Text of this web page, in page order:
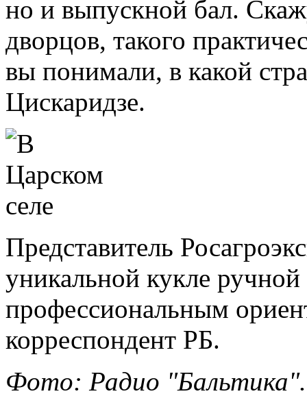
но и выпускной бал.
дворцов, такого
вы понимали, в какой
Цискаридзе.
Представитель
уникальной кукле
профессиональным
корреспондент РБ.
Фото: Радио "Бальтика".